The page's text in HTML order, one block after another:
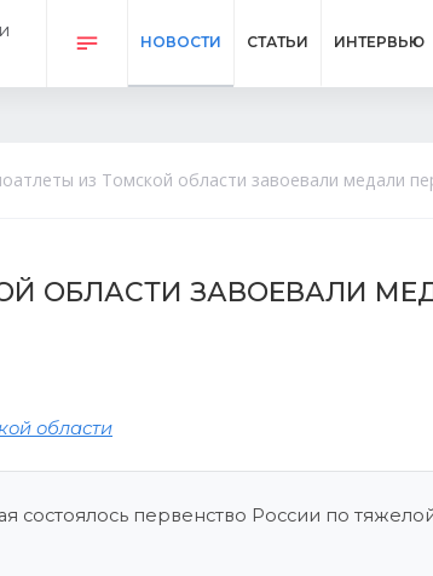
НОВОСТИ СТАТЬИ ИНТЕРВЬЮ
из Томской области завоевали медали
ОБЛАСТИ ЗАВОЕВАЛИ
области
состоялось первенство России по